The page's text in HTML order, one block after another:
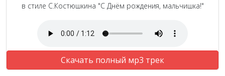
в стиле С.Костюшкина "С Днём рождения, мальчишка!"
Скачать полный мр3 трек